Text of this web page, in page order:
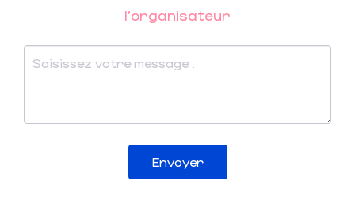
l'organisateur
Envoyer